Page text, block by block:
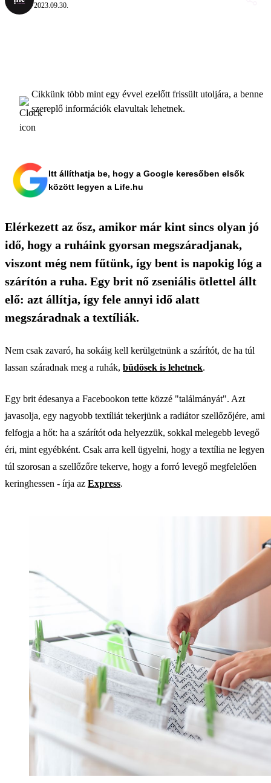
2023.09.30.
Cikkünk több mint egy évvel ezelőtt frissült utoljára, a benne
szereplő információk elavultak lehetnek.
Itt állíthatja be, hogy a Google keresőben elsők
között legyen a Life.hu
Elérkezett az ősz, amikor már kint sincs olyan jó
idő, hogy a ruháink gyorsan megszáradjanak,
viszont még nem fűtünk, így bent is napokig lóg a
szárítón a ruha. Egy brit nő zseniális ötlettel állt
elő: azt állítja, így fele annyi idő alatt
megszáradnak a textíliák.
Nem csak zavaró, ha sokáig kell kerülgetnünk a szárítót, de ha túl
lassan száradnak meg a ruhák, büdösek is lehetnek.
Egy brit édesanya a Facebookon tette közzé "találmányát". Azt
javasolja, egy nagyobb textíliát tekerjünk a radiátor szellőzőjére, ami
felfogja a hőt: ha a szárítót oda helyezzük, sokkal melegebb levegő
éri, mint egyébként. Csak arra kell ügyelni, hogy a textília ne legyen
túl szorosan a szellőzőre tekerve, hogy a forró levegő megfelelően
keringhessen - írja az Express.